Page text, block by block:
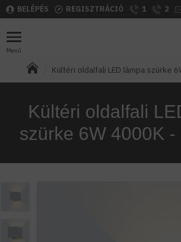
BELÉPÉS REGISZTRÁCIÓ 1 2
Kültéri oldalfali LED lámpa szürke
Kültéri oldalfali
szürke 6W 4000K -